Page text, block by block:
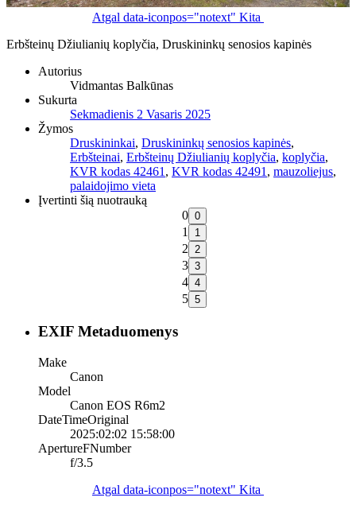
Atgal data-iconpos="notext" Kita
Erbšteinų Džiulianių koplyčia, Druskininkų senosios kapinės
Autorius
Vidmantas Balkūnas
Sukurta
Sekmadienis 2 Vasaris 2025
Žymos
Druskininkai, Druskininkų senosios kapinės,
Erbšteinai, Erbšteinų Džiulianių koplyčia, koplyčia,
KVR kodas 42461 , KVR kodas 42491 , mauzoliejus,
palaidojimo vieta
Įvertinti šią nuotrauką
0
1
2
3
4
5
EXIF Metaduomenys
Make
Canon
Model
Canon EOS R6m2
DateTimeOriginal
2025:02:02 15:58:00
ApertureFNumber
f/3.5
Atgal data-iconpos="notext" Kita